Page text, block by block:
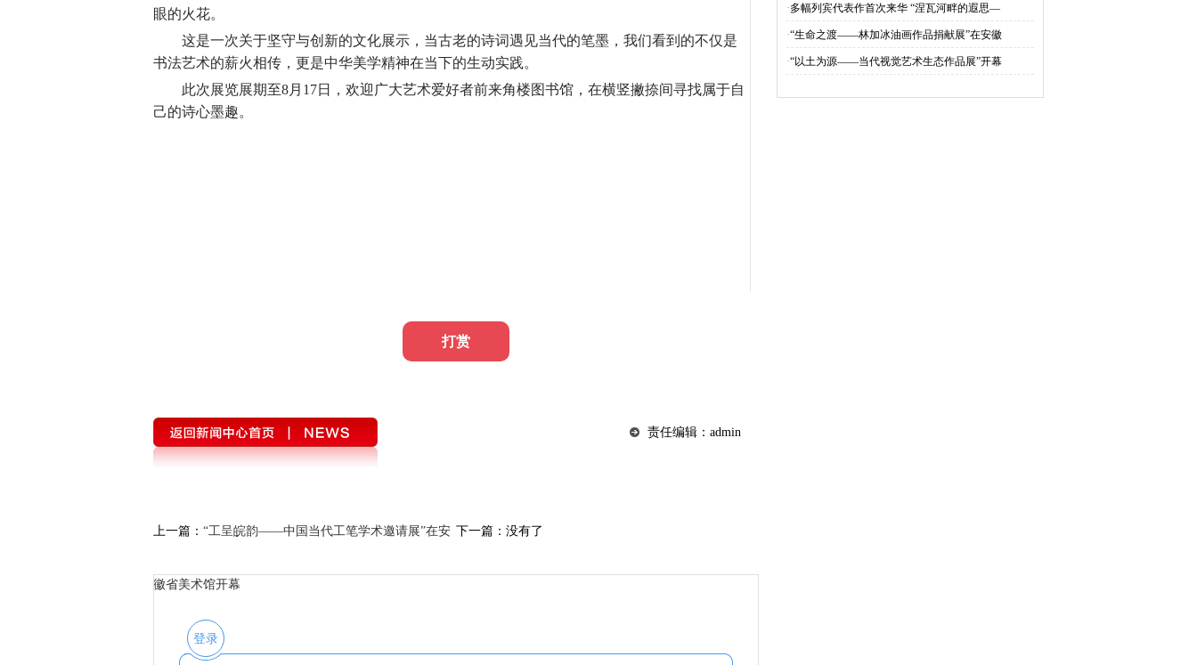
眼的火花。
这是一次关于坚守与创新的文化展示，当古老的诗词遇见当代的笔墨，我们看到的不仅是
书法艺术的薪火相传，更是中华美学精神在当下的生动实践。
此次展览展期至8月17日，欢迎广大艺术爱好者前来角楼图书馆，在横竖撇捺间寻找属于自
己的诗心墨趣。
打赏
责任编辑：admin
上一篇： “工呈皖韵——中国当代工笔学术邀请展”在安
徽省美术馆开幕
下一篇：没有了
登录
·多幅列宾代表作首次来华 “涅瓦河畔的遐思—
·“生命之渡——林加冰油画作品捐献展”在安徽
·“以土为源——当代视觉艺术生态作品展”开幕